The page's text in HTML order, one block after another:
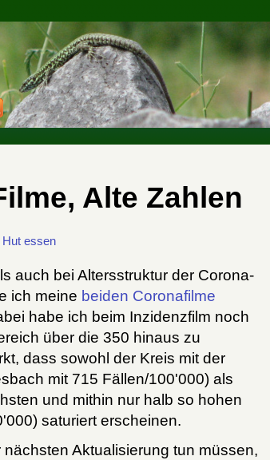
Alte Zahlen
Hut essen
auch bei Altersstruktur der Corona-
ich meine beiden Coronafilme
habe ich beim Inzidenzfilm noch
über die 350 hinaus zu
dass sowohl der Kreis mit der
mit 715 Fällen/100'000) als
und mithin nur halb so hohen
saturiert erscheinen.
Aktualisierung tun müssen,